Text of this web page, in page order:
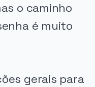
o caminho
é muito
gerais para